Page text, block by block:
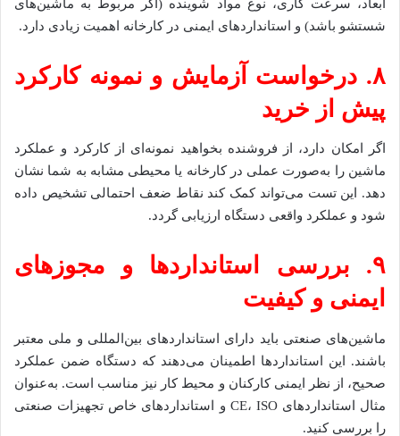
ابعاد، سرعت کاری، نوع مواد شوینده (اگر مربوط به ماشین‌های
شستشو باشد) و استانداردهای ایمنی در کارخانه اهمیت زیادی دارد.
۸. درخواست آزمایش و نمونه کارکرد
پیش از خرید
اگر امکان دارد، از فروشنده بخواهید نمونه‌ای از کارکرد و عملکرد
ماشین را به‌صورت عملی در کارخانه یا محیطی مشابه به شما نشان
دهد. این تست می‌تواند کمک کند نقاط ضعف احتمالی تشخیص داده
شود و عملکرد واقعی دستگاه ارزیابی گردد.
۹. بررسی استانداردها و مجوزهای
ایمنی و کیفیت
ماشین‌های صنعتی باید دارای استانداردهای بین‌المللی و ملی معتبر
باشند. این استانداردها اطمینان می‌دهند که دستگاه ضمن عملکرد
صحیح، از نظر ایمنی کارکنان و محیط کار نیز مناسب است. به‌عنوان
مثال استانداردهای CE، ISO و استانداردهای خاص تجهیزات صنعتی
را بررسی کنید.